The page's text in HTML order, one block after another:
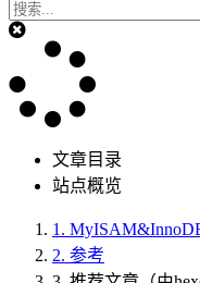
文章目录
站点概览
1.
2. 参考